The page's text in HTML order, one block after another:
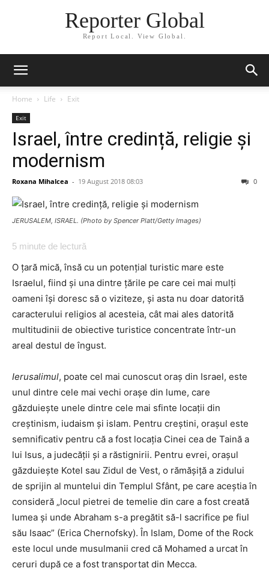
Reporter Global
Report Local. View Global.
Home Life Exit
Exit
Israel, între credință, religie și
modernism
Roxana Mihalcea - 19 August 2018 08:03 0
JERUSALEM, ISRAEL. (Photo by Spencer Platt/Getty Images)
5 minute de lectură
O țară mică, însă cu un potențial turistic mare este
Israelul, fiind și una dintre țările pe care cei mai mulți
oameni își doresc să o viziteze, și asta nu doar datorită
caracterului religios al acesteia, cât mai ales datorită
multitudinii de obiective turistice concentrate într-un
areal destul de îngust.
Ierusalimul, poate cel mai cunoscut oraș din Israel, este
unul dintre cele mai vechi orașe din lume, care
găzduiește unele dintre cele mai sfinte locații din
creștinism, iudaism și islam. Pentru creștini, orașul este
semnificativ pentru că a fost locația Cinei cea de Taină a
lui Isus, a judecății și a răstignirii. Pentru evrei, orașul
găzduiește Kotel sau Zidul de Vest, o rămășiță a zidului
de sprijin al muntelui din Templul Sfânt, pe care aceștia în
consideră „locul pietrei de temelie din care a fost creată
lumea și unde Abraham s-a pregătit să-l sacrifice pe fiul
său Isaac” (Erica Chernofsky). În Islam, Dome of the Rock
este locul unde musulmanii cred că Mohamed a urcat în
ceruri după ce a fost transportat din Mecca.